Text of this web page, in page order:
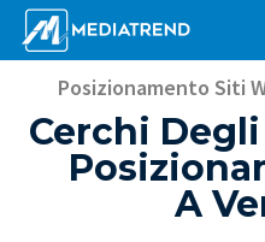
Posizionamento Siti
Cerchi
A